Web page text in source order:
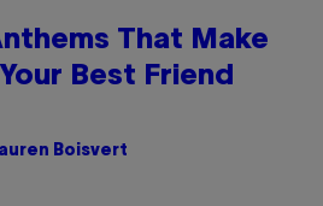
That Make
Best Friend
Boisvert